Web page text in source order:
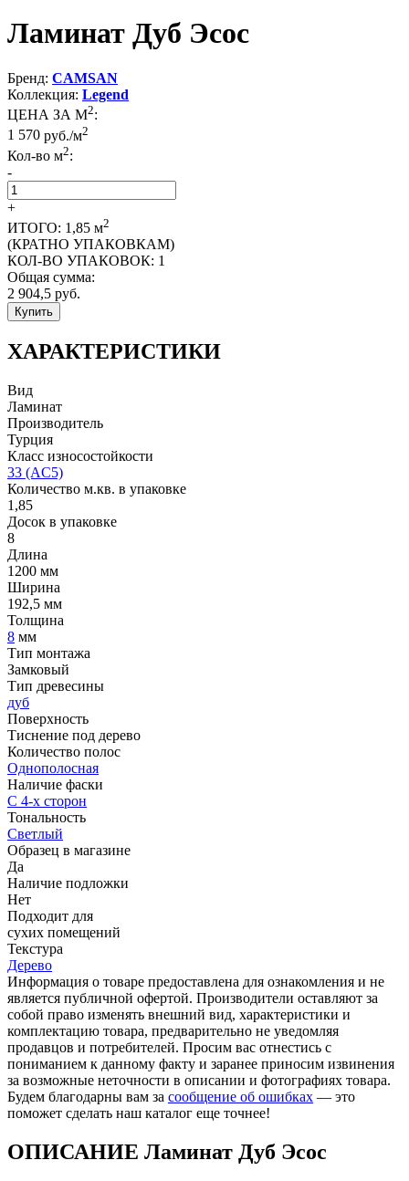
Ламинат Дуб Эсос
Бренд: CAMSAN
Коллекция: Legend
ЦЕНА ЗА М2:
1 570 руб./м2
Кол-во м2:
-
+
ИТОГО: 1,85 м2
(КРАТНО УПАКОВКАМ)
КОЛ-ВО УПАКОВОК: 1
Общая сумма:
2 904,5 руб.
Купить
ХАРАКТЕРИСТИКИ
Вид
Ламинат
Производитель
Турция
Класс износостойкости
33 (AC5)
Количество м.кв. в упаковке
1,85
Досок в упаковке
8
Длина
1200 мм
Ширина
192,5 мм
Толщина
8 мм
Тип монтажа
Замковый
Тип древесины
дуб
Поверхность
Тиснение под дерево
Количество полос
Однополосная
Наличие фаски
С 4-х сторон
Тональность
Светлый
Образец в магазине
Да
Наличие подложки
Нет
Подходит для
cухих помещений
Текстура
Дерево
Информация о товаре предоставлена для ознакомления и не
является публичной офертой. Производители оставляют за
собой право изменять внешний вид, характеристики и
комплектацию товара, предварительно не уведомляя
продавцов и потребителей. Просим вас отнестись с
пониманием к данному факту и заранее приносим извинения
за возможные неточности в описании и фотографиях товара.
Будем благодарны вам за сообщение об ошибках — это
поможет сделать наш каталог еще точнее!
ОПИСАНИЕ Ламинат Дуб Эсос